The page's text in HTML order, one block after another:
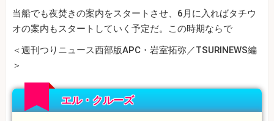
当船でも夜焚きの案内をスタートさせ、6月に入ればタチウ
オの案内もスタートしていく予定だ。この時期ならで
＜週刊つりニュース西部版APC・岩室拓弥／TSURINEWS編
＞
エル・クルーズ